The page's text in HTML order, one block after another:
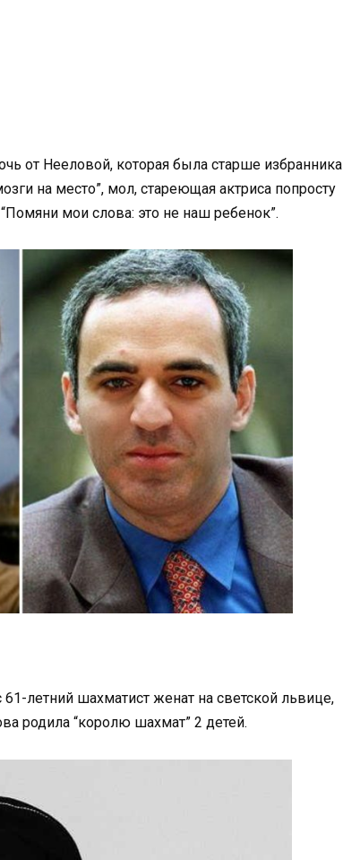
от Нееловой, которая была старше избранника
на место”, мол, стареющая актриса попросту
мои слова: это не наш ребенок”.
летний шахматист женат на светской львице,
родила “королю шахмат” 2 детей.